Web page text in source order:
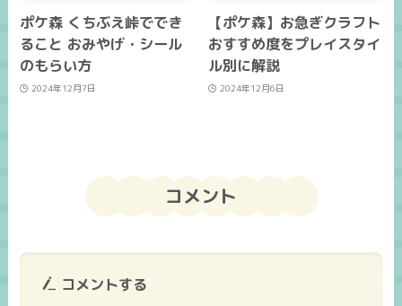
ポケ森 くちぶえ峠ででき
ること おみやげ・シール
のもらい方
2024年12月7日
【ポケ森】お急ぎクラフト
おすすめ度をプレイスタイ
ル別に解説
2024年12月6日
コメント
コメントする